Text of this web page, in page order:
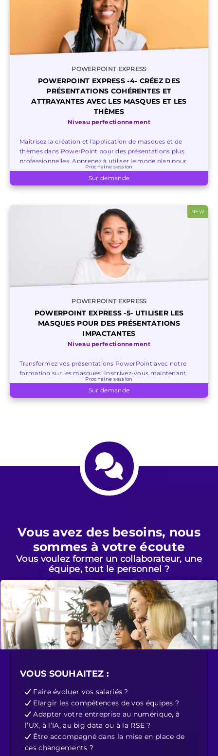
POWERPOINT EXPRESS
POWERPOINT EXPRESS -4- CRÉEZ DES
PRÉSENTATIONS COHÉRENTES ET
ATTRAYANTES AVEC LES MASQUES ET LES
THÈMES
Niveau perfectionnement
Maîtrisez la création et l'application de masques et de
thèmes dans PowerPoint pour des présentations plus
professionnelles. Apprenez à utiliser le mode plan pour
une mise en forme homogène.
Prochaine session
Sur demande
NEW
POWERPOINT EXPRESS
POWERPOINT EXPRESS -5- UTILISER LES
MASQUES POUR DES PRÉSENTATIONS
IMPACTANTES
Niveau perfectionnement
Transformez vos présentations PowerPoint avec notre
formation sur les masques! Inscrivez-vous maintenant
pour maîtriser la création de modèles captivants.
Prochaine session
Sur demande
Vous avez des besoins, nous
sommes à votre écoute
Vous voulez former un collaborateur, une
équipe, tout le personnel ?
VOUS SOUHAITEZ :
Faire évoluer vos salariés ?
Elargir les compétences de vos équipes ?
Adapter votre entreprise au numérique, à
l’UX, à l’IA, au big data ou à la RSE ?
Être accompagné dans la mise en place de
ces changements ?